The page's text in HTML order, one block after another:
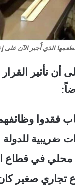
الذي أُجبر الآن على
أن تأثير
فقدوا
ضريبية للدولة
محلي في قطاع
تجاري صغير